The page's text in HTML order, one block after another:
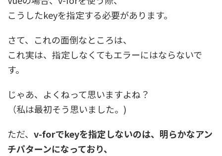
こうしたkeyを指定する必要があります。
さて、これの面倒なところは、
これ実は、指定しなくてもエラーにはならないで
す。
じゃあ、よくねって思いますよね？
（私は最初そう思いました。)
ただ、 v-forでkeyを指定しないのは、明らかなアン
チパターンになっており、